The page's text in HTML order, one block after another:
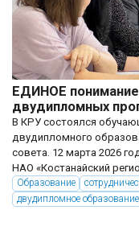
ЕДИНОЕ
двудипломных
В КРУ состоялся
двудипломного
совета. 12 марта 2026
НАО «Костанайский
Образование
двудипломное образование